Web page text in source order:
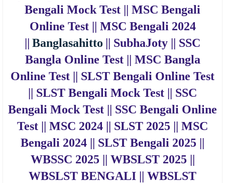
Bengali Mock Test || MSC Bengali
Online Test || MSC Bengali 2024
|| Banglasahitto || SubhaJoty || SSC
Bangla Online Test || MSC Bangla
Online Test || SLST Bengali Online Test
|| SLST Bengali Mock Test || SSC
Bengali Mock Test || SSC Bengali Online
Test || MSC 2024 || SLST 2025 || MSC
Bengali 2024 || SLST Bengali 2025 ||
WBSSC 2025 || WBSLST 2025 ||
WBSLST BENGALI || WBSLST